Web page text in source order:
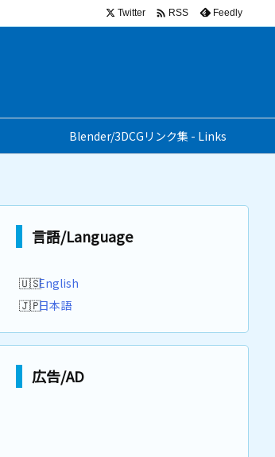
Blender/3DCGリンク集 - Links
Twitter  RSS Feedly
言語/Language
English
日本語
広告/AD